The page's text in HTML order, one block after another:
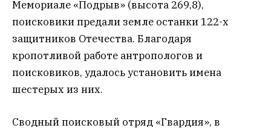
Мемориале «Подрыв» (высота 269,8),
поисковики предали земле останки 122-х
защитников Отечества. Благодаря
кропотливой работе антропологов и
поисковиков, удалось установить имена
шестерых из них.
Сводный поисковый отряд «Гвардия», в